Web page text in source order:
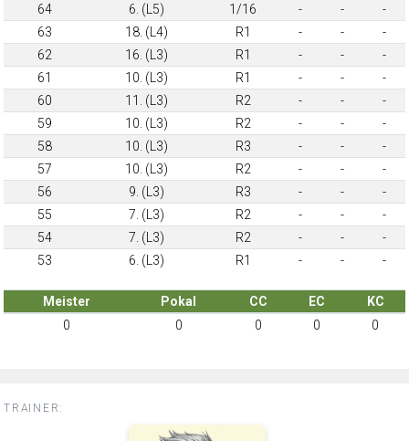
64
6. (L5) 1/16 - -
-
63
18. (L4) R1 - -
-
62
16. (L3) R1 - -
-
61
10. (L3) R1 - -
-
60
11. (L3) R2 - -
-
59
10. (L3) R2 - -
-
58
10. (L3) R3 - -
-
57
10. (L3) R2 - -
-
56
9. (L3) R3 - -
-
55
7. (L3) R2 - -
-
54
7. (L3) R2 - -
-
53
6. (L3) R1 - - -
Meister Pokal CC EC
KC
0
0 0 0 0
TRAINER: